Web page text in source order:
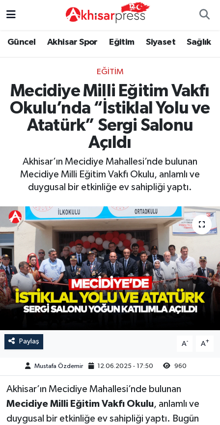
Güncel Akhisar Spor Eğitim Siyaset Sağlık
EĞITIM
Mecidiye Milli Eğitim Vakfı
Okulu’nda “İstiklal Yolu ve
Atatürk” Sergi Salonu
Açıldı
Akhisar’ın Mecidiye Mahallesi’nde bulunan
Mecidiye Milli Eğitim Vakfı Okulu, anlamlı ve
duygusal bir etkinliğe ev sahipliği yaptı.
Paylaş A- A+
Mustafa Özdemir 12.06.2025 - 17:50 960
Akhisar’ın Mecidiye Mahallesi’nde bulunan
Mecidiye Milli Eğitim Vakfı Okulu, anlamlı ve
duygusal bir etkinliğe ev sahipliği yaptı. Bugün
Güncel
Eğitim
Siyaset
Ekonomi
Tarım-Gıda
Kültür-Sanat
Magazin
Duyurular
Magazin
Duyurular
Tarım-Gıda
Röportaj
Dünya
Yaşam
Kadın
Teknoloji
Yerel Haber
Akhisar Emlak
Ülke
Etiketler
Güncel
Siyaset
Akhisar Spor
Ekonomi
Magazin
Kültür-Sanat
Duyurular
Tarım-Gıda
Sektörel
Röportaj
Dünya
Yaşam
Kadın
Teknoloji
Manisa Nöbetçi Eczaneler
Manisa Namaz Vakitleri
Manisa Trafik Yoğunluk Haritası
Süper Lig Puan Durumu ve Fikstür
Tüm Manşetler
Son Dakika Haberleri
Haber Arşivi